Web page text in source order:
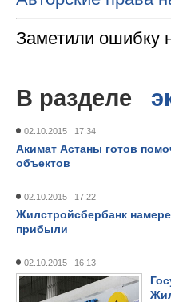
Заметили ошибку
В разделе
02.10.2015 17:34
Акимат Астаны готов
объектов
02.10.2015 17:22
Жилстройсбербанк
прибыли
02.10.2015 16:13